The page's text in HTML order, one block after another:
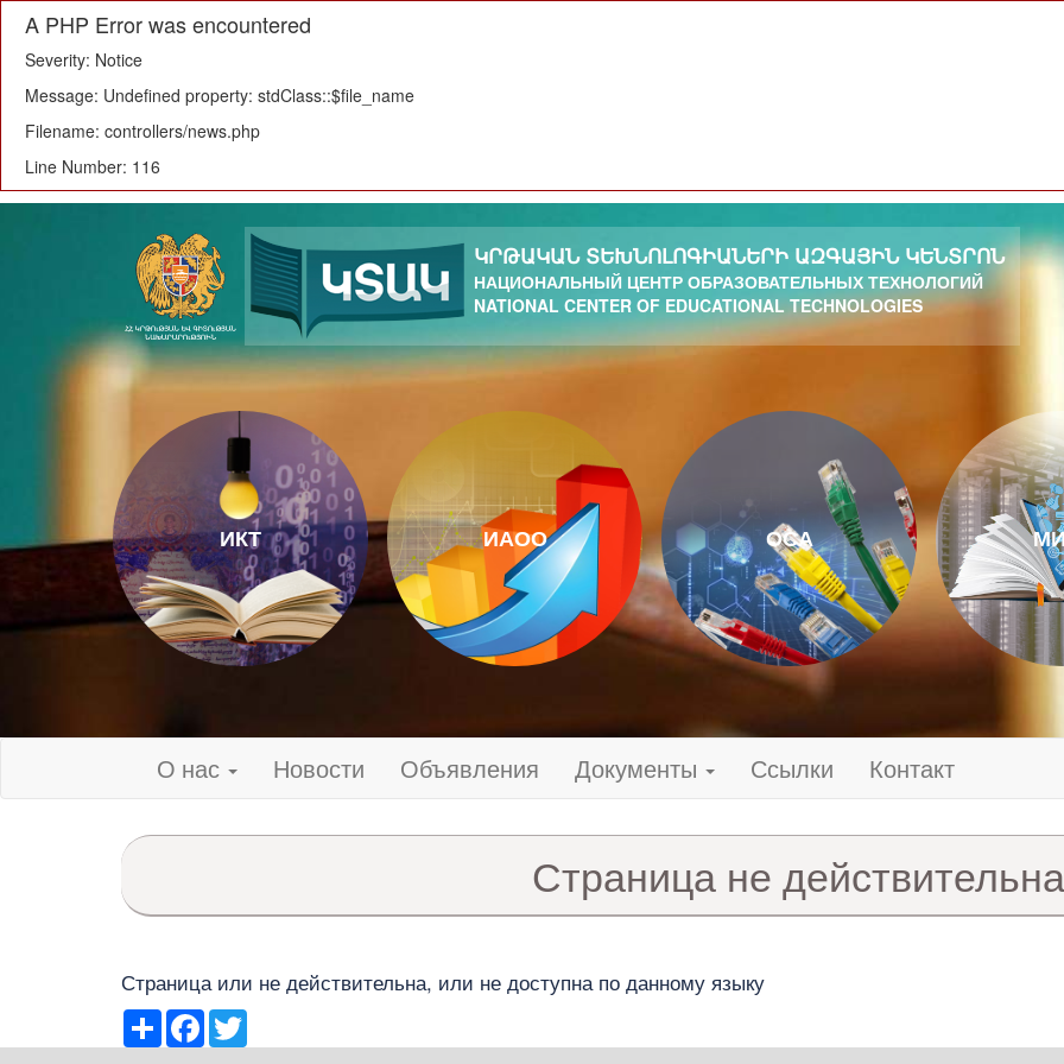
A PHP Error was encountered
Severity: Notice
Message: Undefined property: stdClass::$file_name
Filename: controllers/news.php
Line Number: 116
ԿՐԹԱԿԱՆ ՏԵԽՆՈԼՈԳԻԱՆԵՐԻ ԱԶԳԱՅԻՆ ԿԵՆՏՐՈՆ
НАЦИОНАЛЬНЫЙ ЦЕНТР ОБРАЗОВАТЕЛЬНЫХ ТЕХНОЛОГИЙ
NATIONAL CENTER OF EDUCATIONAL TECHNOLOGIES
ИКТ ИАОО ОСА
О нас Новости Объявления Документы Ссылки Контакт
Страница не действительна
Страница или не действительна, или не доступна по данному языку
Share Facebook